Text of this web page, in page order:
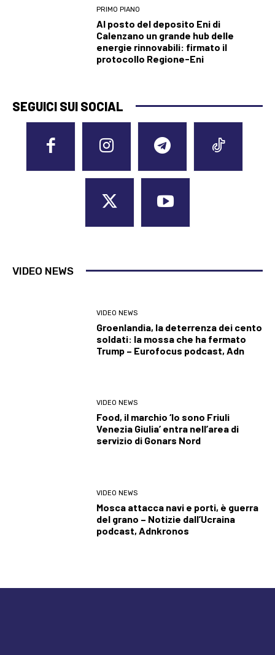
PRIMO PIANO
Al posto del deposito Eni di
Calenzano un grande hub delle
energie rinnovabili: firmato il
protocollo Regione-Eni
SEGUICI SUI SOCIAL
VIDEO NEWS
VIDEO NEWS
Groenlandia, la deterrenza dei cento
soldati: la mossa che ha fermato
Trump – Eurofocus podcast, Adn
VIDEO NEWS
Food, il marchio ‘Io sono Friuli
Venezia Giulia’ entra nell’area di
servizio di Gonars Nord
VIDEO NEWS
Mosca attacca navi e porti, è guerra
del grano – Notizie dall’Ucraina
podcast, Adnkronos